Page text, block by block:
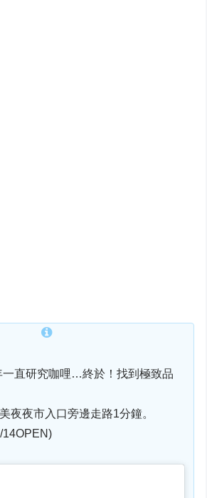
直研究咖哩…終於！找到極致品
夜夜市入口旁邊走路1分鐘。
14OPEN)